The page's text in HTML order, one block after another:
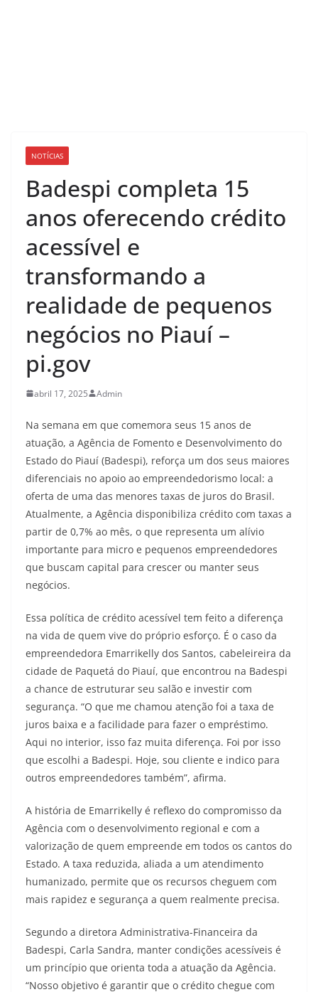
NOTÍCIAS
Badespi completa 15
anos oferecendo crédito
acessível e
transformando a
realidade de pequenos
negócios no Piauí –
pi.gov
abril 17, 2025 Admin
Na semana em que comemora seus 15 anos de
atuação, a Agência de Fomento e Desenvolvimento do
Estado do Piauí (Badespi), reforça um dos seus maiores
diferenciais no apoio ao empreendedorismo local: a
oferta de uma das menores taxas de juros do Brasil.
Atualmente, a Agência disponibiliza crédito com taxas a
partir de 0,7% ao mês, o que representa um alívio
importante para micro e pequenos empreendedores
que buscam capital para crescer ou manter seus
negócios.
Essa política de crédito acessível tem feito a diferença
na vida de quem vive do próprio esforço. É o caso da
empreendedora Emarrikelly dos Santos, cabeleireira da
cidade de Paquetá do Piauí, que encontrou na Badespi
a chance de estruturar seu salão e investir com
segurança. “O que me chamou atenção foi a taxa de
juros baixa e a facilidade para fazer o empréstimo.
Aqui no interior, isso faz muita diferença. Foi por isso
que escolhi a Badespi. Hoje, sou cliente e indico para
outros empreendedores também”, afirma.
A história de Emarrikelly é reflexo do compromisso da
Agência com o desenvolvimento regional e com a
valorização de quem empreende em todos os cantos do
Estado. A taxa reduzida, aliada a um atendimento
humanizado, permite que os recursos cheguem com
mais rapidez e segurança a quem realmente precisa.
Segundo a diretora Administrativa-Financeira da
Badespi, Carla Sandra, manter condições acessíveis é
um princípio que orienta toda a atuação da Agência.
“Nosso objetivo é garantir que o crédito chegue com